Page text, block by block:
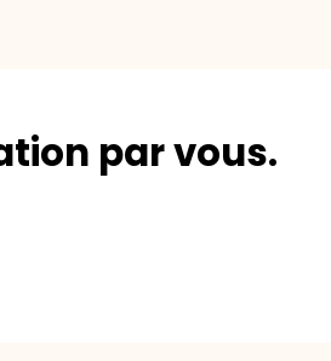
par vous.